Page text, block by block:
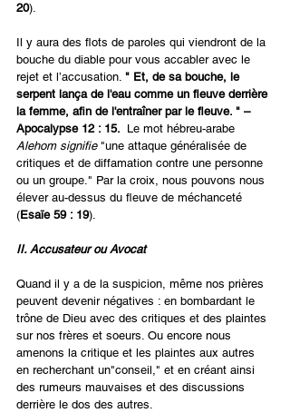
20).
Il y aura des flots de paroles qui viendront de la
bouche du diable pour vous accabler avec le
rejet et l’accusation. " Et, de sa bouche, le
serpent lança de l'eau comme un fleuve derrière
la femme, afin de l'entraîner par le fleuve. " –
Apocalypse 12 : 15. Le mot hébreu-arabe
Alehom signifie "une attaque généralisée de
critiques et de diffamation contre une personne
ou un groupe." Par la croix, nous pouvons nous
élever au-dessus du fleuve de méchanceté
(Esaïe 59 : 19).
II. Accusateur ou Avocat
Quand il y a de la suspicion, même nos prières
peuvent devenir négatives : en bombardant le
trône de Dieu avec des critiques et des plaintes
sur nos frères et soeurs. Ou encore nous
amenons la critique et les plaintes aux autres
en recherchant un"conseil," et en créant ainsi
des rumeurs mauvaises et des discussions
derrière le dos des autres.